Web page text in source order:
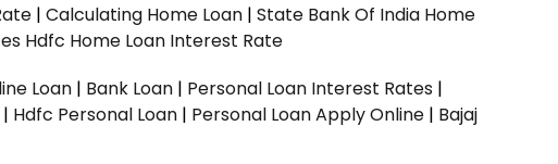
| Calculating Home Loan | State Bank Of India Home
Hdfc Home Loan Interest Rate
Loan | Bank Loan | Personal Loan Interest Rates |
| Hdfc Personal Loan | Personal Loan Apply Online | Bajaj